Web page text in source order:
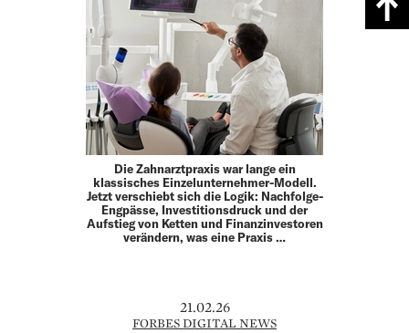
Die Zahnarztpraxis war lange ein
klassisches Einzelunternehmer-Modell.
Jetzt verschiebt sich die Logik: Nachfolge-
Engpässe, Investitionsdruck und der
Aufstieg von Ketten und Finanzinvestoren
verändern, was eine Praxis …
21.02.26
FORBES DIGITAL NEWS